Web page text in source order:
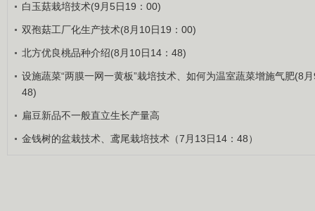
白玉菇栽培技术(9月5日19：00)
双孢菇工厂化生产技术(8月10日19：00)
北方优良桃品种介绍(8月10日14：48)
设施蔬菜“两膜一网一黄板”栽培技术、如何为温室蔬菜增施气肥(8
48)
扁豆新品不一般直立生长产量高
金钱树的盆栽技术、鸢尾栽培技术（7月13日14：48）